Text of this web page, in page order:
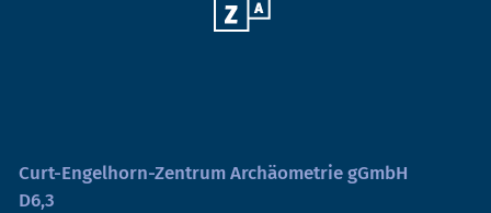
Curt-Engelhorn-Zentrum Archäometrie gGmbH
D6,3